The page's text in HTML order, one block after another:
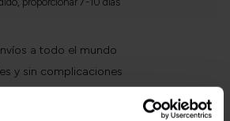
a todo el mundo
y sin complicaciones